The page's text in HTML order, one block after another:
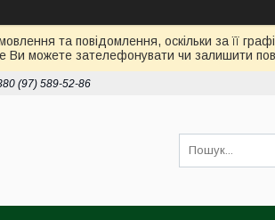
та повідомлення, оскільки за її
Ви можете зателефонувати чи залишити
(97) 589-52-86